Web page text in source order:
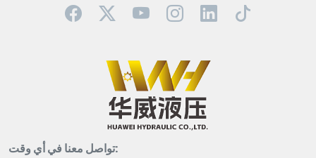
تواصل معنا في أي وقت: